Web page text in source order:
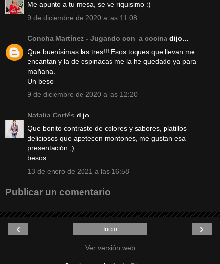
Me apunto a tu mesa, se ve riquisimo :)
9 de diciembre de 2020 a las 11:08
Concha Martínez - Jugando con la cocina dijo...
Que buenísimas las tres!!! Esos toques que llevan me
encantan y la de espinacas me la he quedado ya para
mañana.
Un beso
9 de diciembre de 2020 a las 12:20
Natalia Cortés dijo...
Que bonito contraste de colores y sabores, platillos
deliciosos que apetecen montones, me gustan esa
presentación ;)
besos
13 de enero de 2021 a las 16:58
Publicar un comentario
‹ ›
Inicio
Ver versión web